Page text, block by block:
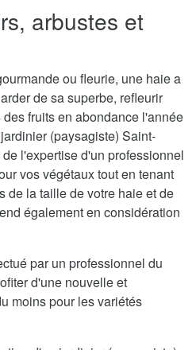
arbustes et
ou fleurie, une haie a
de sa superbe, refleurir
fruits en abondance l'année
(paysagiste) Saint-
l'expertise d'un professionnel
vos végétaux tout en tenant
de la taille de votre haie et de
également en considération
par un professionnel du
d'une nouvelle et
moins pour les variétés